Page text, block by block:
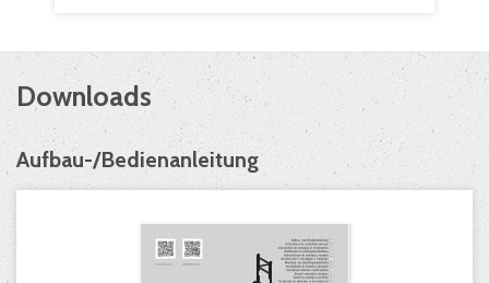
Downloads
Aufbau-/Bedienanleitung